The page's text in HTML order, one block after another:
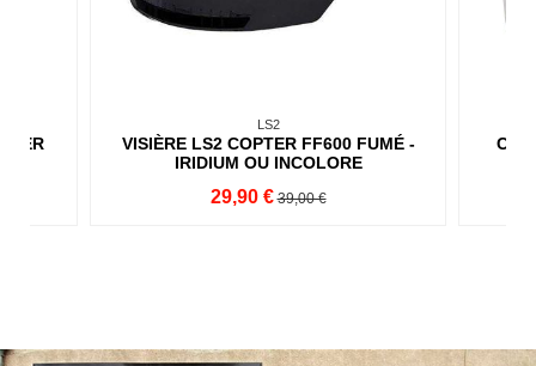
LS2
VISIÈRE LS2 COPTER FF600 FUMÉ -
IRIDIUM OU INCOLORE
29,90 € 39,00 €